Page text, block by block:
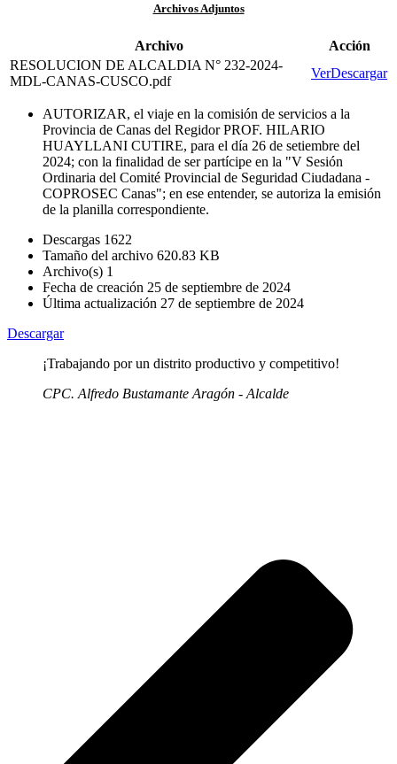
Archivos Adjuntos
Archivo
Acción
RESOLUCION DE ALCALDIA N° 232-2024-
MDL-CANAS-CUSCO.pdf
VerDescargar
AUTORIZAR, el viaje en la comisión de servicios a la
Provincia de Canas del Regidor PROF. HILARIO
HUAYLLANI CUTIRE, para el día 26 de setiembre del
2024; con la finalidad de ser partícipe en la "V Sesión
Ordinaria del Comité Provincial de Seguridad Ciudadana -
COPROSEC Canas"; en ese entender, se autoriza la emisión
de la planilla correspondiente.
Descargas 1622
Tamaño del archivo 620.83 KB
Archivo(s) 1
Fecha de creación 25 de septiembre de 2024
Última actualización 27 de septiembre de 2024
Descargar
¡Trabajando por un distrito productivo y competitivo!
CPC. Alfredo Bustamante Aragón - Alcalde